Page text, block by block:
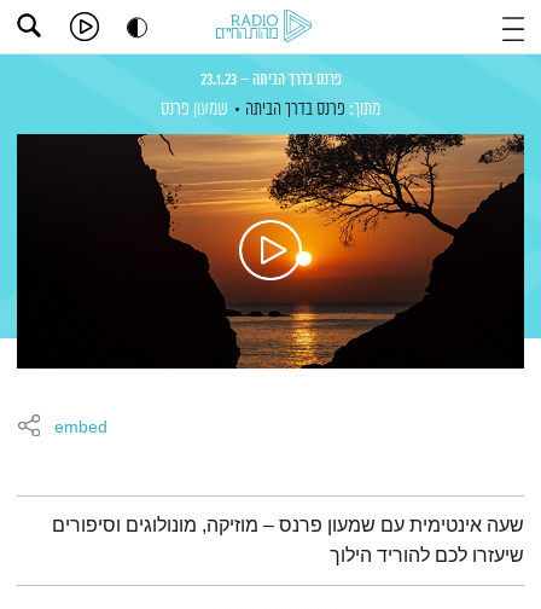
פרנס בדרך הביתה – 23.1.23
מתוך: פרנס בדרך הביתה שמעון פרנס
embed
תמצית הפודקאסט
שעה אינטימית עם שמעון פרנס – מוזיקה, מונולוגים וסיפורים
שיעזרו לכם להוריד הילוך